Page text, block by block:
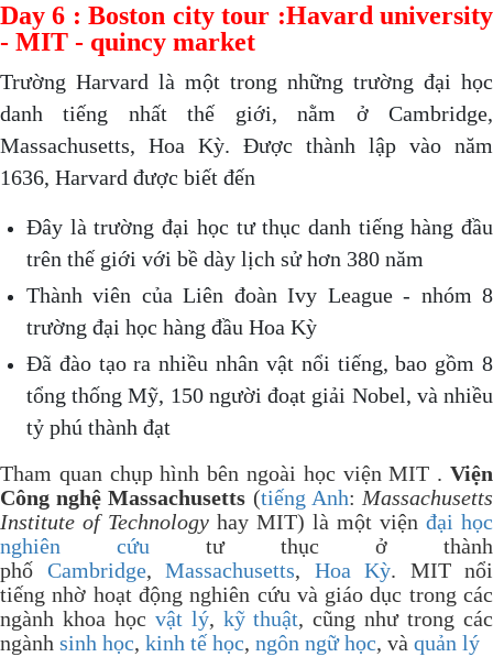
Day 6 : Boston city tour :Havard university
- MIT - quincy market
Trường Harvard là một trong những trường đại học
danh tiếng nhất thế giới, nằm ở Cambridge,
Massachusetts, Hoa Kỳ. Được thành lập vào năm
1636, Harvard được biết đến
Đây là trường đại học tư thục danh tiếng hàng đầu
trên thế giới với bề dày lịch sử hơn 380 năm
Thành viên của Liên đoàn Ivy League - nhóm 8
trường đại học hàng đầu Hoa Kỳ
Đã đào tạo ra nhiều nhân vật nổi tiếng, bao gồm 8
tổng thống Mỹ, 150 người đoạt giải Nobel, và nhiều
tỷ phú thành đạt
Tham quan chụp hình bên ngoài học viện MIT . Viện
Công nghệ Massachusetts (tiếng Anh: Massachusetts
Institute of Technology hay MIT) là một viện đại học
nghiên cứu tư thục ở thành
phố Cambridge, Massachusetts, Hoa Kỳ. MIT nổi
tiếng nhờ hoạt động nghiên cứu và giáo dục trong các
ngành khoa học vật lý, kỹ thuật, cũng như trong các
ngành sinh học, kinh tế học, ngôn ngữ học, và quản lý